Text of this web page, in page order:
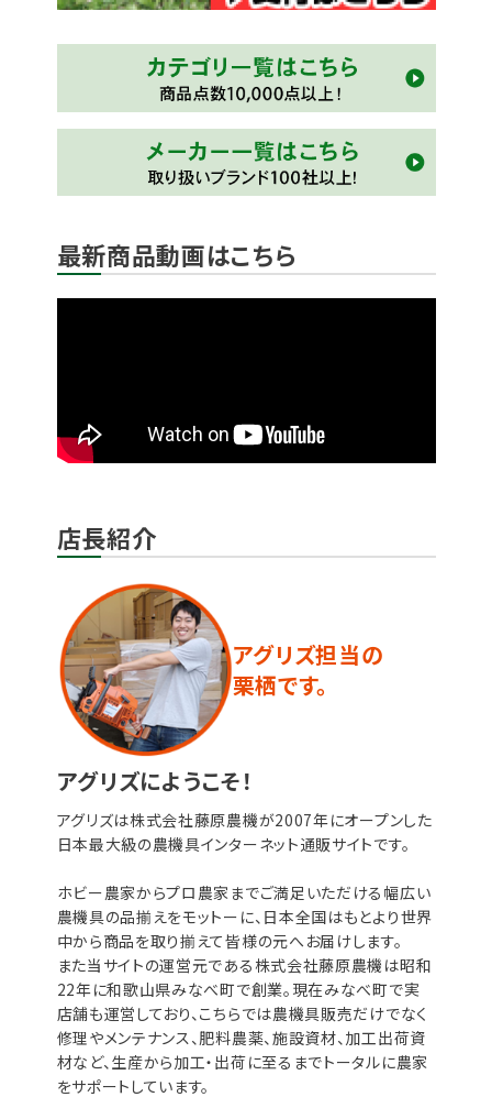
最新商品動画はこちら
店長紹介
アグリズ担当の
栗栖です。
アグリズにようこそ！
アグリズは株式会社藤原農機が2007年にオープンした
日本最大級の農機具インターネット通販サイトです。
ホビー農家からプロ農家までご満足いただける幅広い
農機具の品揃えをモットーに、日本全国はもとより世界
中から商品を取り揃えて皆様の元へお届けします。
また当サイトの運営元である株式会社藤原農機は昭和
22年に和歌山県みなべ町で創業。現在みなべ町で実
店舗も運営しており、こちらでは農機具販売だけでなく
修理やメンテナンス、肥料農薬、施設資材、加工出荷資
材など、生産から加工・出荷に至るまでトータルに農家
をサポートしています。